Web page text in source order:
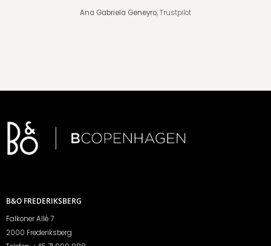
Ana Gabriela Geneyro,Trustpilot
B&O FREDERIKSBERG
Falkoner Allé 7
2000 Frederiksberg